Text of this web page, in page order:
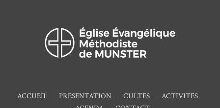
ACCUEIL PRESENTATION CULTES
ACTIVITES